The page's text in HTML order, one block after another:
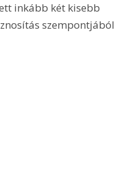
inkább két kisebb
szempontjából